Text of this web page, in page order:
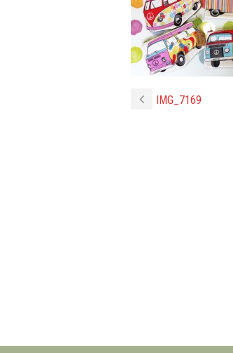
IMG_7169